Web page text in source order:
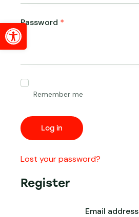
Abrir barra de herramientas Password *
Remember me
Log in
Lost your password?
Register
Email address